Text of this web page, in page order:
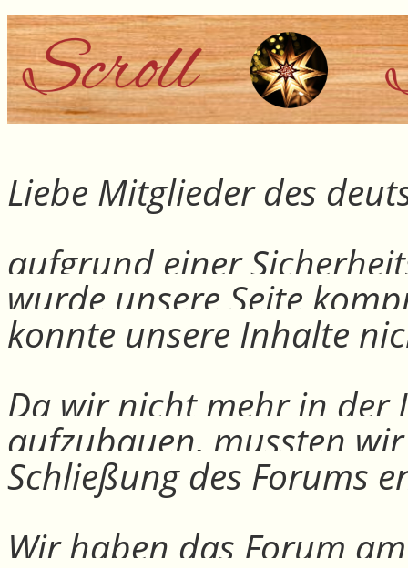
Liebe Mitglieder des
aufgrund einer
wurde unsere Seite
konnte unsere Inhalte
Da wir nicht mehr in der
aufzubauen, mussten
Schließung des Forums
Wir haben das Forum